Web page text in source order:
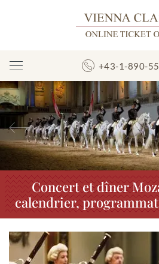
Afficher/masquer
la
navigation
+43-1-890-
Précédent
Concert et dîner
calendrier,